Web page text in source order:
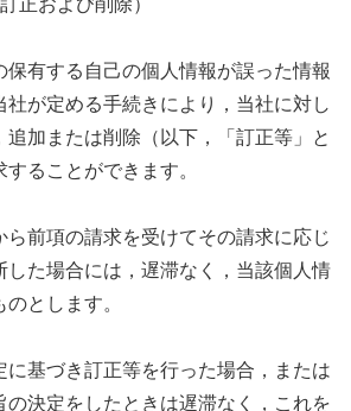
正および削除）
保有する自己の個人情報が誤った情報
社が定める手続きにより，当社に対し
追加または削除（以下，「訂正等」と
ることができます。
ら前項の請求を受けてその請求に応じ
した場合には，遅滞なく，当該個人情
とします。
に基づき訂正等を行った場合，または
の決定をしたときは遅滞なく，これを